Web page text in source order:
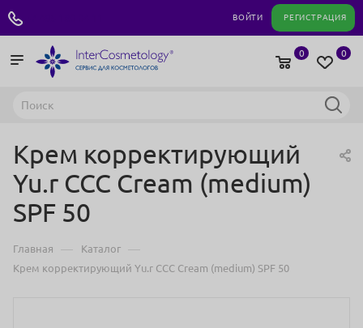
ВОЙТИ РЕГИСТРАЦИЯ
0
0
Крем корректирующий
Yu.r CCC Cream (medium)
SPF 50
Главная — Каталог —
Крем корректирующий Yu.r CCC Cream (medium) SPF 50